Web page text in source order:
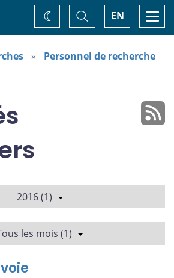
EN
Basculer
la
recherche
Changez
de
thème
Personnel de recherche
2016 (1)
les mois (1)